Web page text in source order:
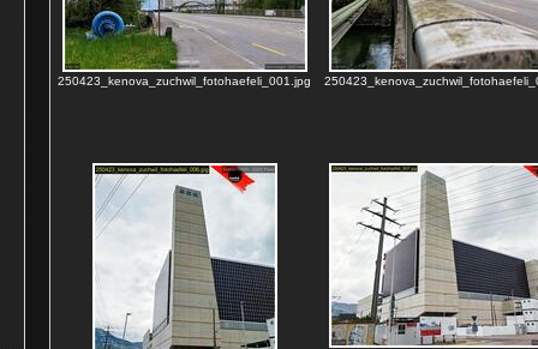
250423_kenova_zuchwil_fotohaefeli_001.jpg